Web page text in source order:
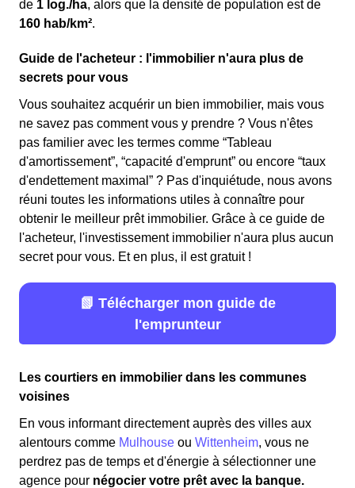
de 1 log./ha, alors que la densité de population est de
160 hab/km².
Guide de l'acheteur : l'immobilier n'aura plus de
secrets pour vous
Vous souhaitez acquérir un bien immobilier, mais vous
ne savez pas comment vous y prendre ? Vous n'êtes
pas familier avec les termes comme “Tableau
d'amortissement”, “capacité d'emprunt” ou encore “taux
d'endettement maximal” ? Pas d'inquiétude, nous avons
réuni toutes les informations utiles à connaître pour
obtenir le meilleur prêt immobilier. Grâce à ce guide de
l'acheteur, l'investissement immobilier n'aura plus aucun
secret pour vous. Et en plus, il est gratuit !
📗 Télécharger mon guide de
l'emprunteur
Les courtiers en immobilier dans les communes
voisines
En vous informant directement auprès des villes aux
alentours comme Mulhouse ou Wittenheim, vous ne
perdrez pas de temps et d'énergie à sélectionner une
agence pour négocier votre prêt avec la banque.